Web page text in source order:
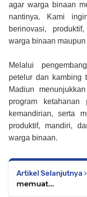
agar warga binaan
nantinya. Kami
berinovasi,
warga binaan
Melalui
petelur dan kambing
Madiun
program ketahanan
kemandirian, serta
produktif, mandiri,
warga binaan.
Artikel Selanjutnya
memuat...